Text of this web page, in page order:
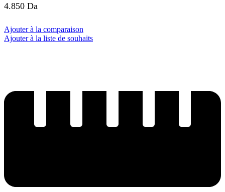
4.850 Da
Ajouter à la comparaison
Ajouter à la liste de souhaits